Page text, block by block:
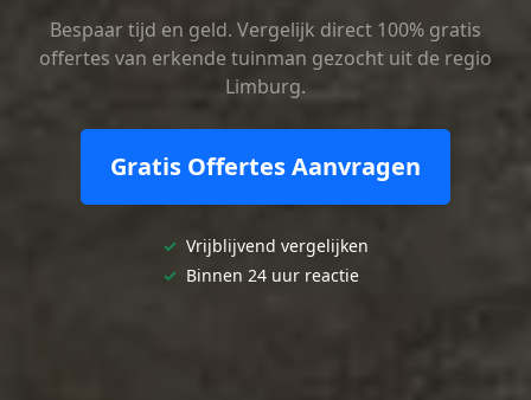
Bespaar tijd en geld. Vergelijk direct 100% gratis
offertes van erkende tuinman gezocht uit de regio
Limburg.
Gratis Offertes Aanvragen
✓ Vrijblijvend vergelijken
✓ Binnen 24 uur reactie